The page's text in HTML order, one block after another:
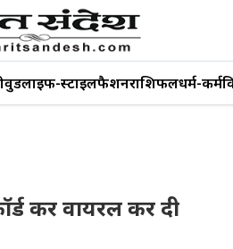
लाइफ-स्टाइलफैशनराशिफलधर्म-कर्म
कर वायरल कर दी